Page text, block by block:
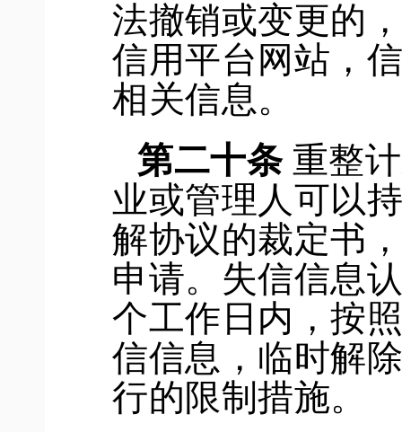
法撤销或变更的
信用平台网站 ，
相关信息。
第二十条 重整
业或管理人可以
解协议的裁定书
申请。失信信息
个工作日内，按
信信息，临时解
行的限制措施。